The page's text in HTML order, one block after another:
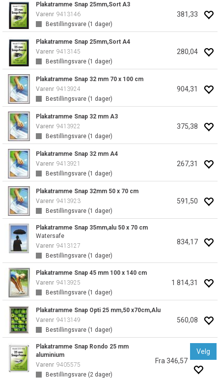
Plakatramme Snap 25mm,Sort A3
Varenr 9413146
Bestillingsvare (1 dager)
381,33
Plakatramme Snap 25mm,Sort A4
Varenr 9413145
Bestillingsvare (1 dager)
280,04
Plakatramme Snap 32 mm 70 x 100 cm
Varenr 9413924
Bestillingsvare (1 dager)
904,31
Plakatramme Snap 32 mm A3
Varenr 9413922
Bestillingsvare (1 dager)
375,38
Plakatramme Snap 32 mm A4
Varenr 9413921
Bestillingsvare (1 dager)
267,31
Plakatramme Snap 32mm 50 x 70 cm
Varenr 9413923
Bestillingsvare (1 dager)
591,50
Plakatramme Snap 35mm,alu 50 x 70 cm
Watersafe
Varenr 9413127
Bestillingsvare (1 dager)
834,17
Plakatramme Snap 45 mm 100 x 140 cm
Varenr 9413925
Bestillingsvare (1 dager)
1 814,31
Plakatramme Snap Opti 25 mm,50 x70cm,Alu
Varenr 9413149
Bestillingsvare (1 dager)
560,08
Plakatramme Snap Rondo 25 mm
aluminium
Varenr 9405575
Bestillingsvare (2 dager)
Fra 346,57
Velg